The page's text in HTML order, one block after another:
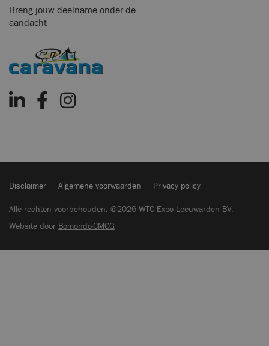
Breng jouw deelname onder de
aandacht
Disclaimer Algemene voorwaarden Privacy policy
Alle rechten voorbehouden. ©2026 WTC Expo Leeuwarden BV.
Website door Bomondo·CMCG